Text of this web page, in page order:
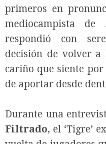
primeros en
mediocampista de
respondió con
decisión de volver a
cariño que siente
de aportar desde
Durante una
Filtrado, el ‘Tigre’